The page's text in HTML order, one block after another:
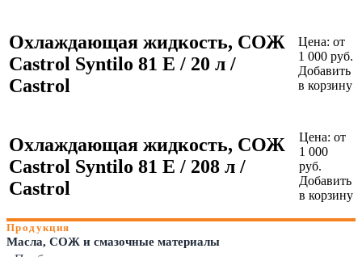
Охлаждающая жидкость, СОЖ
Castrol Syntilo 81 E / 20 л /
Castrol
Цена: от
1 000 руб.
Добавить
в корзину
Охлаждающая жидкость, СОЖ
Castrol Syntilo 81 E / 208 л /
Castrol
Цена: от
1 000
руб.
Добавить
в корзину
Продукция
Масла, СОЖ и смазочные материалы